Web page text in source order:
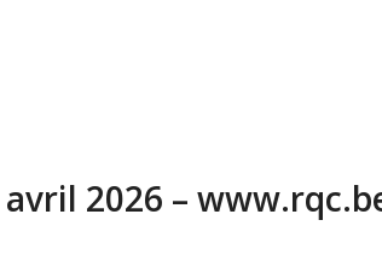
avril 2026 –